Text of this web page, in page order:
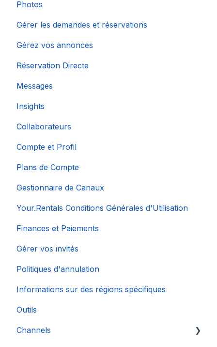
Photos
Gérer les demandes et réservations
Gérez vos annonces
Réservation Directe
Messages
Insights
Collaborateurs
Compte et Profil
Plans de Compte
Gestionnaire de Canaux
Your.Rentals Conditions Générales d'Utilisation
Finances et Paiements
Gérer vos invités
Politiques d'annulation
Informations sur des régions spécifiques
Outils
Channels